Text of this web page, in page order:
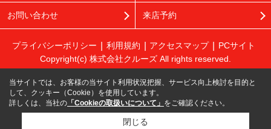
お問い合わせ 来店予約
プライバシーポリシー 利用規約 アクセスマップ
PCサイト
Copyright(c) 株式会社クルーズ All rights reserved.
当サイトでは、お客様の当サイト利用状況把握、サービス向上検討を目的と
して、クッキー（Cookie）を使用しています。
詳しくは、当社の 「Cookieの取扱いについて」 をご確認ください。
閉じる